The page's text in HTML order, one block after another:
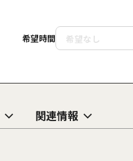
日 月
17
火
18 19
希望時間
関連情報